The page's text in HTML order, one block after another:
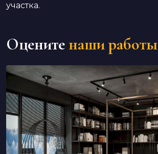
участка.
Оцените наши работы